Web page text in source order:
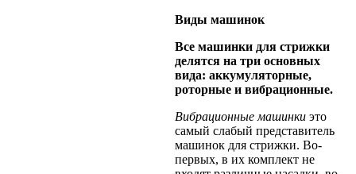
Виды машинок
Все машинки для стрижки
делятся на три основных
вида: аккумуляторные,
роторные и вибрационные.
Вибрационные машинки это
самый слабый представитель
машинок для стрижки. Во-
первых, в их комплект не